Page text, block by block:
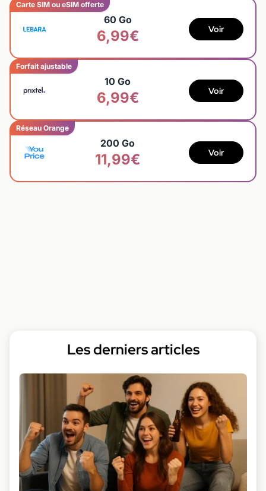
Carte SIM ou eSIM offerte
60 Go
6,99€ Voir
Forfait ajustable
10 Go
6,99€ Voir
Réseau Orange
200 Go
11,99€ Voir
Les derniers articles